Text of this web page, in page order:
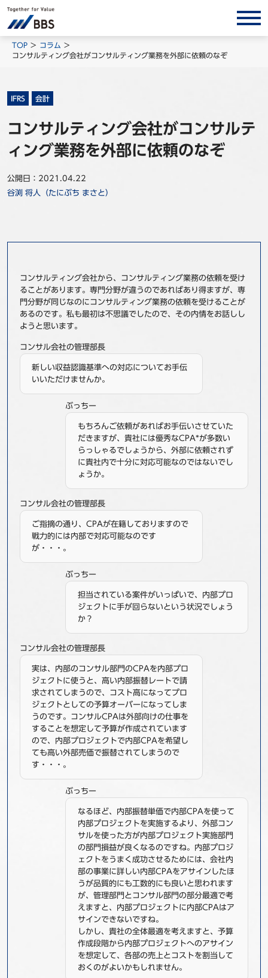
BBSグループネットワーク サステナビリティ 企業情報
株主・投資家情報 採用情報
サービス/ソリューション
インサイト
コラム
調査レポート
事例
セミナ−
お問い合わせ
TOP
コラム
コンサルティング会社がコンサルティング業務を外部に依頼のなぞ
IFRS 会計
コンサルティング会社がコンサルテ
ィング業務を外部に依頼のなぞ
公開日：2021.04.22
谷渕 将人（たにぶち まさと）
コンサルティング会社から、コンサルティング業務の依頼を受け
ることがあります。専門分野が違うのであればあり得ますが、専
門分野が同じなのにコンサルティング業務の依頼を受けることが
あるのです。私も最初は不思議でしたので、その内情をお話しし
ようと思います。
コンサル会社の管理部長
新しい収益認識基準への対応についてお手伝
いいただけませんか。
ぶっちー
もちろんご依頼があればお手伝いさせていた
だきますが、貴社には優秀なCPA*が多数い
らっしゃるでしょうから、外部に依頼されず
に貴社内で十分に対応可能なのではないでし
ょうか。
コンサル会社の管理部長
ご指摘の通り、CPAが在籍しておりますので
戦力的には内部で対応可能なのです
が・・・。
ぶっちー
担当されている案件がいっぱいで、内部プロ
ジェクトに手が回らないという状況でしょう
か？
コンサル会社の管理部長
実は、内部のコンサル部門のCPAを内部プロ
ジェクトに使うと、高い内部振替レートで請
求されてしまうので、コスト高になってプロ
ジェクトとしての予算オーバーになってしま
うのです。コンサルCPAは外部向けの仕事を
することを想定して予算が作成されています
ので、内部プロジェクトで内部CPAを希望し
ても高い外部売価で振替されてしまうので
す・・・。
ぶっちー
なるほど、内部振替単価で内部CPAを使って
内部プロジェクトを実施するより、外部コン
サルを使った方が内部プロジェクト実施部門
の部門損益が良くなるのですね。内部プロジ
ェクトをうまく成功させるためには、会社内
部の事業に詳しい内部CPAをアサインしたほ
うが品質的にも工数的にも良いと思われます
が、管理部門とコンサル部門の部分最適で考
えますと、内部プロジェクトに内部CPAはア
サインできないですね。
しかし、貴社の全体最適を考えますと、予算
作成段階から内部プロジェクトへのアサイン
を想定して、各部の売上とコストを割当して
おくのがよいかもしれません。